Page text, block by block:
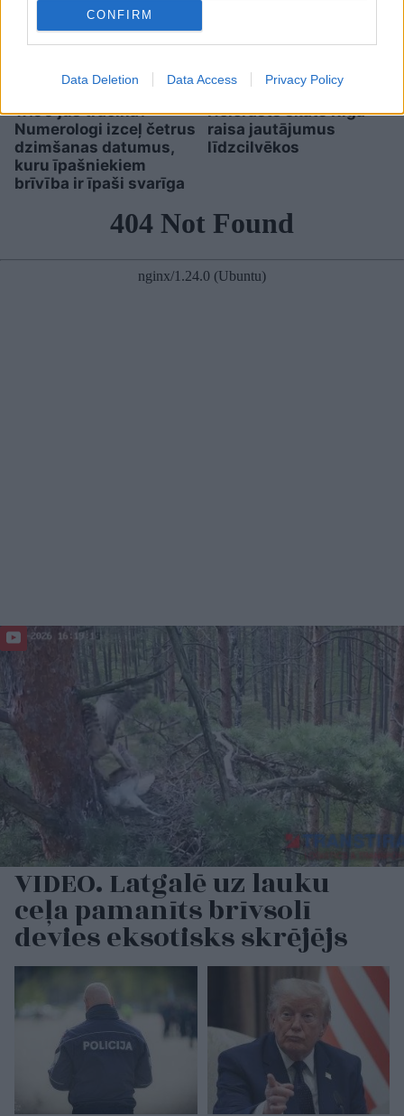
CONFIRM
Data Deletion Data Access Privacy Policy
Vai darbs no 9.00 līdz
17.00 jūs tracina?
Numerologi izceļ četrus
dzimšanas datumus,
kuru īpašniekiem
brīvība ir īpaši svarīga
“Nabaga cilvēki…”
Neierasts skats Rīgā
raisa jautājumus
līdzcilvēkos
VIDEO. Latgalē uz lauku
ceļa pamanīts brīvsolī
devies eksotisks skrējējs